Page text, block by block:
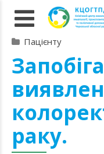
Пацієнту
раку.